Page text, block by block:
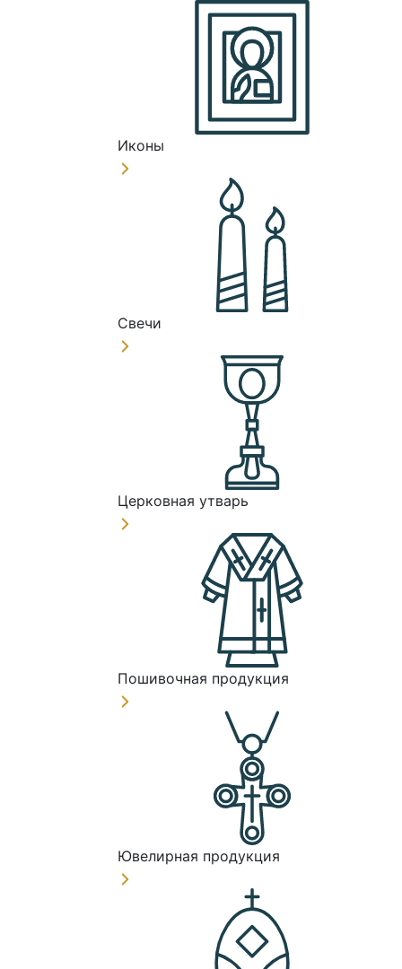
Иконы
Свечи
Церковная утварь
Пошивочная продукция
Ювелирная продукция